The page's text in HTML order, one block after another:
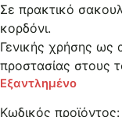
Σε πρακτικό
κορδόνι.
Γενικής χρήσης ως
προστασίας στους
Εξαντλημένο
Κωδικός προϊόντος: